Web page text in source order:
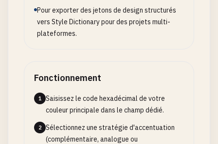
Pour exporter des jetons de design structurés
vers Style Dictionary pour des projets multi-
plateformes.
Fonctionnement
1
Saisissez le code hexadécimal de votre
couleur principale dans le champ dédié.
2
Sélectionnez une stratégie d'accentuation
(complémentaire, analogue ou